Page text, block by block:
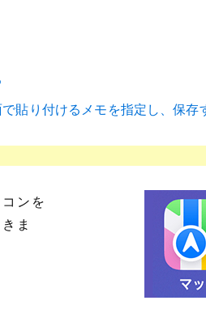
貼り付けるメモを指定し、保存
ンを
ま